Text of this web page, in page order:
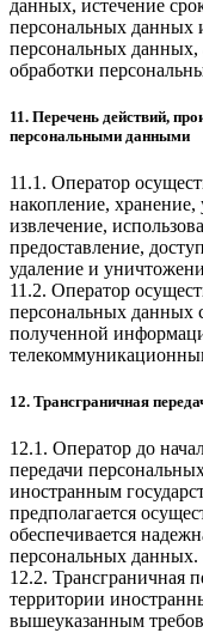
данных, истечение
персональных данных
персональных данных,
обработки
11. Перечень действий,
персональными данными
11.1. Оператор
накопление,
извлечение,
предоставление,
удаление и
11.2. Оператор
персональных данных
полученной
12. Трансграничная
12.1. Оператор до
передачи
иностранным
предполагается
обеспечивается
персональных данных.
12.2. Трансграничная
территории
вышеуказанным